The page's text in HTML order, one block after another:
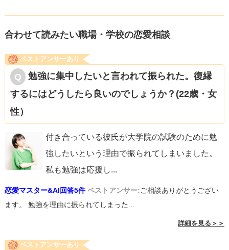
合わせて読みたい職場・学校の恋愛相談
ベストアンサーあり
勉強に集中したいと言われて振られた。復縁
するにはどうしたら良いのでしょうか？(22歳・女
性）
付き合っている彼氏が大学院の試験のために勉
強したいという理由で振られてしまいました。
私も勉強は応援し...
恋愛マスター&AI回答5件 ベストアンサー:ご相談ありがとうござい
ます。 勉強を理由に振られてしまった...
詳細を見る＞＞
ベストアンサーあり